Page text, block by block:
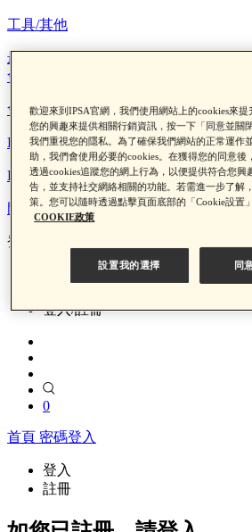
工具/其他
最新消息
會員權益
會員制度
LINE綁定查點數
LINE Pay x 中信聯名卡回饋
門市資訊
登入/註冊
門市資訊
登入/註冊
0
首頁 密碼登入
登入
註冊
歡迎來到IPSA官網，我們使用網站上的cookies來
您的興趣來提供相關行銷資訊，按一下「同意並關
我們重視您的隱私。為了確保我們網站的正常運作
助，我們會使用必要的cookies。在獲得您的同意後
透過cookies追蹤您的網上行為，以便提供符合您興
告，並支持社交網絡相關的功能。若需進一步了解
策。您可以隨時透過點擊頁面底部的「Cookie設置
COOKIE政策
設置我的選擇 同